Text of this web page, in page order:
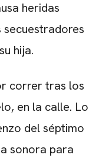
heridas
secuestradores
hija.
correr tras los
en la calle. Lo
del séptimo
sonora para